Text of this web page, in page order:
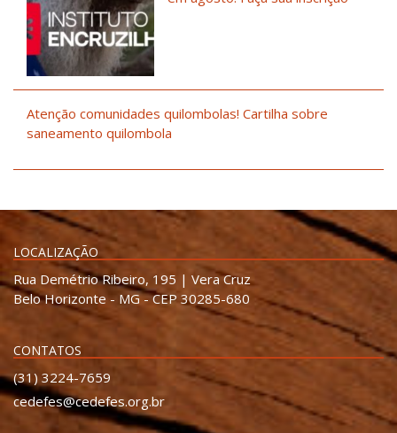
Atenção comunidades quilombolas! Cartilha sobre
saneamento quilombola
LOCALIZAÇÃO
Rua Demétrio Ribeiro, 195 | Vera Cruz
Belo Horizonte - MG - CEP 30285-680
CONTATOS
(31) 3224-7659
cedefes@cedefes.org.br